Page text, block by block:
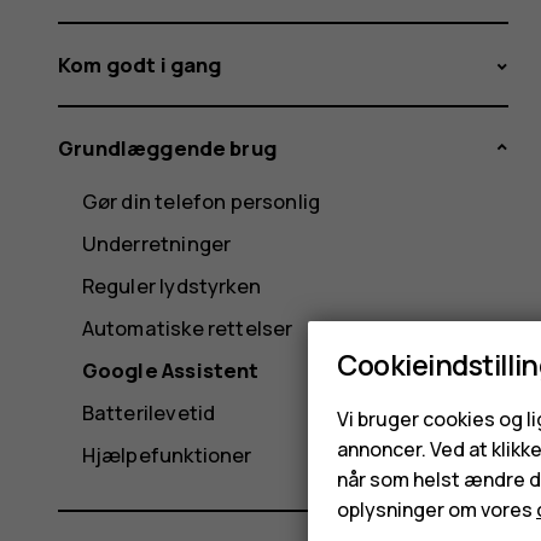
Kom godt i gang
Grundlæggende brug
Gør din telefon personlig
Underretninger
Reguler lydstyrken
Automatiske rettelser
Google Assistent
Batterilevetid
Hjælpefunktioner
Vi bruger cookies og
annoncer. Ved at
når som helst ændre
oplysninger om vores